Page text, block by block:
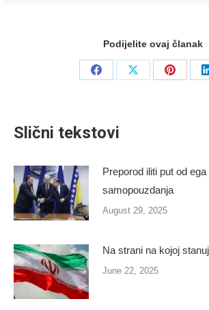
Podijelite ovaj članak
Share
Share
Share
Slični tekstovi
Preporod iliti put od ega
samopouzdanja
August 29, 2025
Na strani na kojoj
June 22, 2025